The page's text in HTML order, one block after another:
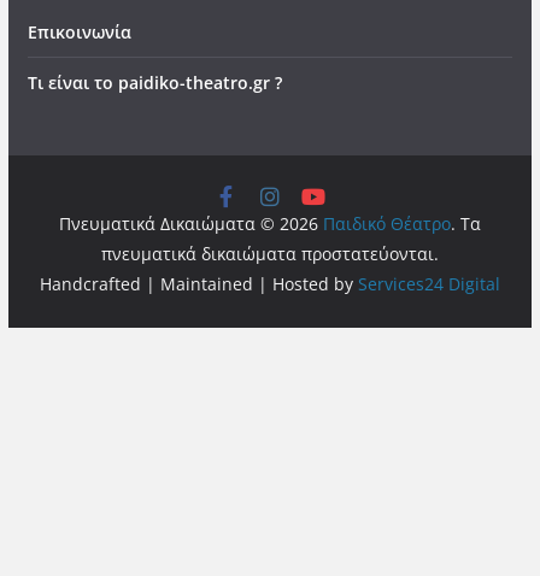
Επικοινωνία
Τι είναι το paidiko-theatro.gr ?
Πνευματικά Δικαιώματα © 2026 Παιδικό Θέατρο. Τα
πνευματικά δικαιώματα προστατεύονται.
Handcrafted | Maintained | Hosted by Services24 Digital